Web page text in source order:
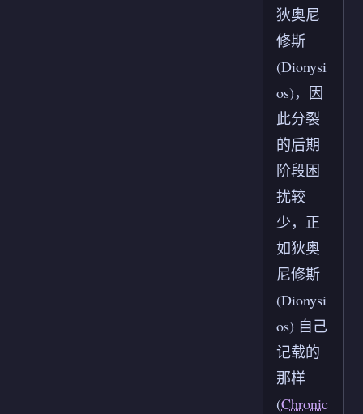
狄奥尼
修斯
(Dionysi
os)，因
此分裂
的后期
阶段困
扰较
少，正
如狄奥
尼修斯
(Dionysi
os) 自己
记载的
那样
(Chronic